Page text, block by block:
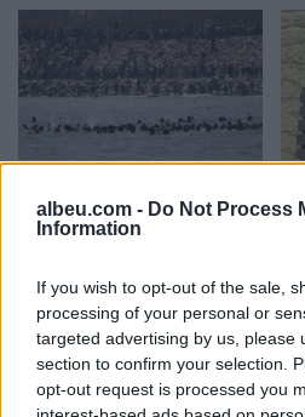
albeu.com - Do Not Process
Information
If you wish to opt-out of the sale,
processing of your personal or
targeted advertising by us, please
section to confirm your selection.
opt-out request is processed you
të rëndë humanitare, hyrja
e 72,000 emigrantëve në
politike në Spanjë